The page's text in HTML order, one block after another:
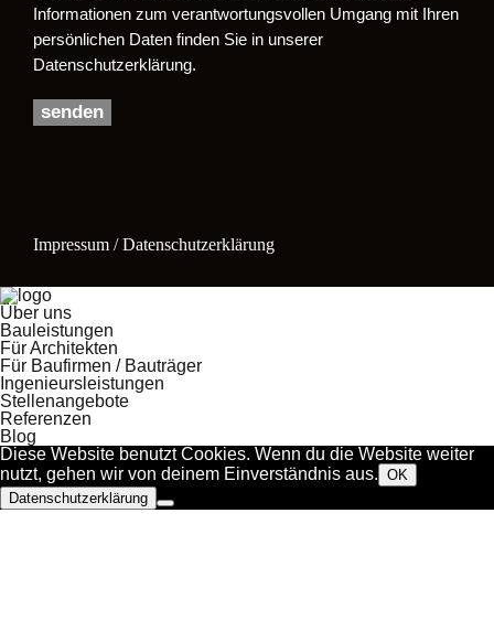
Informationen zum verantwortungsvollen Umgang mit Ihren
persönlichen Daten finden Sie in unserer
Datenschutzerklärung.
Impressum / Datenschutzerklärung
Über uns
Bauleistungen
Für Architekten
Für Baufirmen / Bauträger
Ingenieursleistungen
Stellenangebote
Referenzen
Blog
Diese Website benutzt Cookies. Wenn du die Website weiter
nutzt, gehen wir von deinem Einverständnis aus. OK
Datenschutzerklärung